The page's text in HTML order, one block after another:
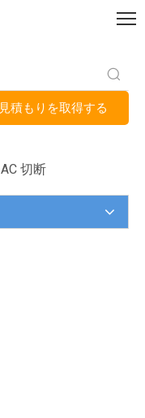
見積もりを取得する
AC 切断